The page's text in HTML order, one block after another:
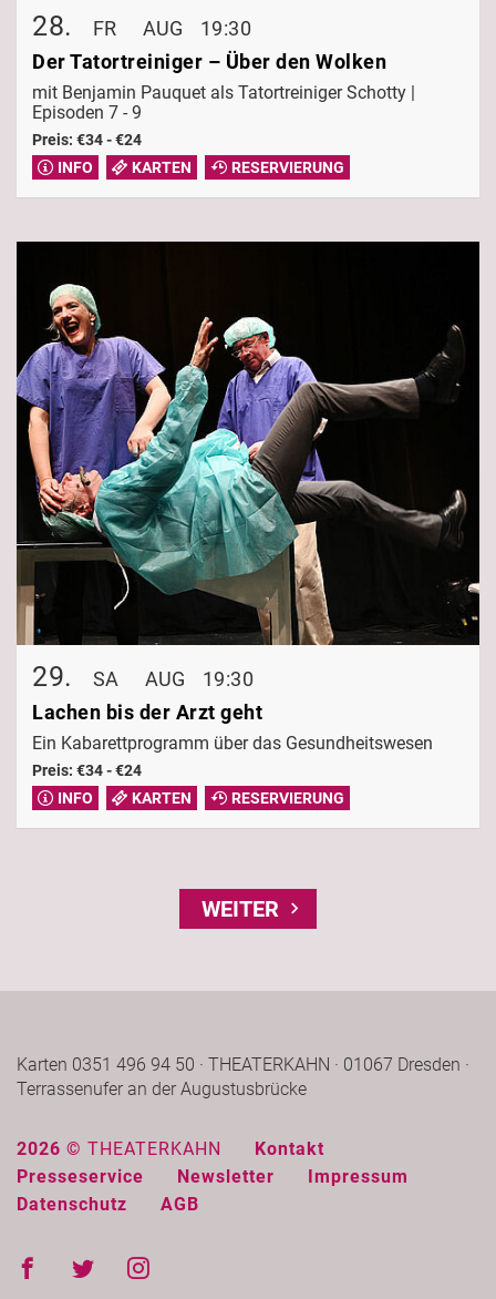
28. FR AUG
19:30
Der Tatortreiniger – Über den Wolken
mit Benjamin Pauquet als Tatortreiniger Schotty |
Episoden 7 - 9
Preis: €34 - €24
INFO
KARTEN RESERVIERUNG
29. SA AUG
19:30
Lachen bis der Arzt geht
Ein Kabarettprogramm über das Gesundheitswesen
Preis: €34 - €24
INFO
KARTEN RESERVIERUNG
WEITER
Karten 0351 496 94 50 · THEATERKAHN · 01067 Dresden ·
Terrassenufer an der Augustusbrücke
2026 © THEATERKAHN
Kontakt
Presseservice
Newsletter
Impressum
Datenschutz
AGB